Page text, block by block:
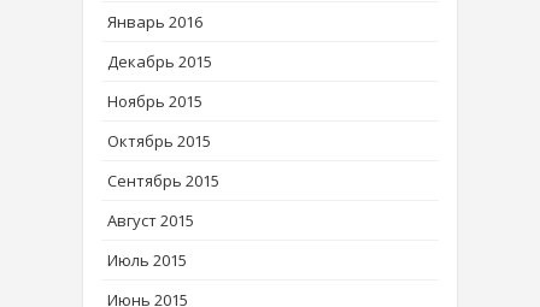
Январь 2016
Декабрь 2015
Ноябрь 2015
Октябрь 2015
Сентябрь 2015
Август 2015
Июль 2015
Июнь 2015